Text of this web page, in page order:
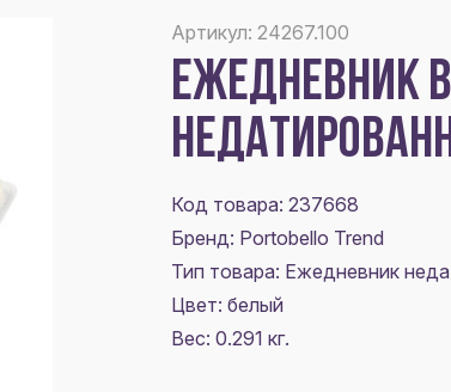
Артикул: 24267.100
ЕЖЕДНЕВНИК
Код товара: 237668
Бренд: Portobello Trend
Тип товара: Ежедневник
Цвет: белый
Вес: 0.291 кг.